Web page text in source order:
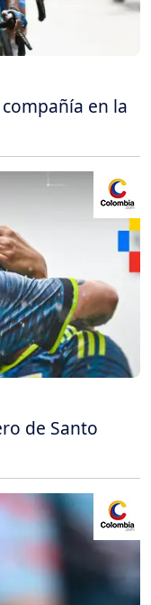
en la
de Santo